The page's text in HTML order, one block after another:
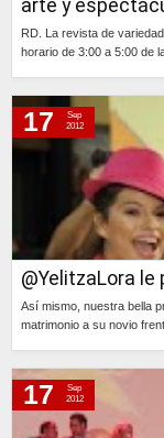
arte y
RD. La revista de
horario de 3:00 a 5:00 de
@YelitzaLora
Así mismo, nuestra bella
matrimonio a su novio
17
Sep
2012
17
Sep
2012